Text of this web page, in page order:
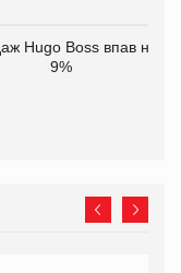
Hugo Boss впав на
9%